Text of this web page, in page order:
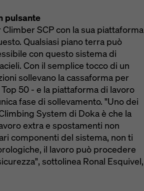
pulsante
SCP con la sua piattaforma
Qualsiasi piano terra può
con questo sistema di
Con il semplice tocco di un
sollevano la cassaforma per
50 - e la piattaforma di lavoro
fase di sollevamento. "Uno dei
System di Doka è che la
extra e spostamenti non
componenti del sistema, non ti
il lavoro può procedere
sottolinea Ronal Esquivel,